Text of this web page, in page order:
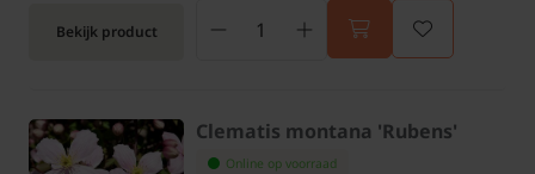
Bekijk product
Clematis montana 'Rubens'
Online op voorraad